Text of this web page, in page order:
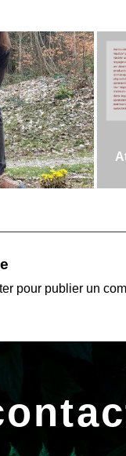
pour publier un